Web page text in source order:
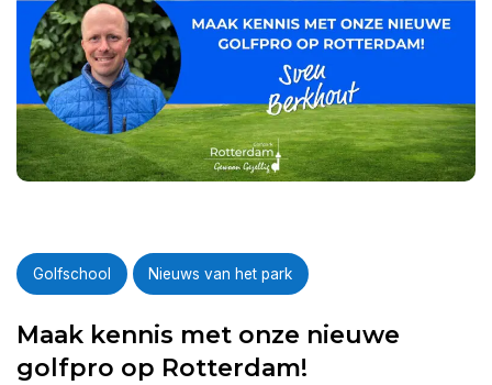
Golfschool Nieuws van het park
Maak kennis met onze nieuwe
golfpro op Rotterdam!